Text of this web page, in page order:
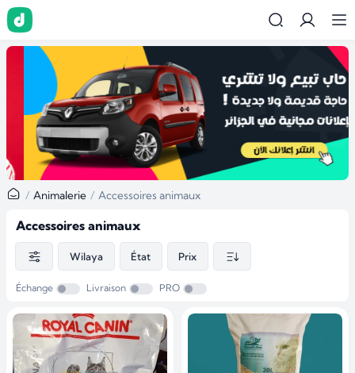
… Animalerie Accessoires animaux
Accessoires animaux
Wilaya État Prix
Échange Livraison PRO